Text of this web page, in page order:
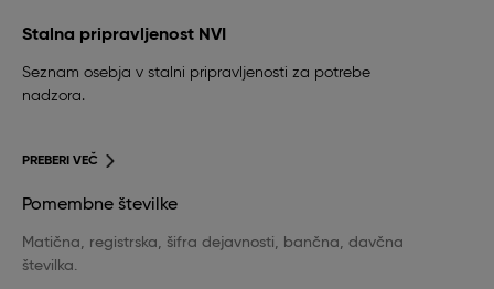
Stalna pripravljenost NVI
Seznam osebja v stalni pripravljenosti za potrebe
nadzora.
PREBERI VEČ
Pomembne številke
Matična, registrska, šifra dejavnosti, bančna, davčna
številka.